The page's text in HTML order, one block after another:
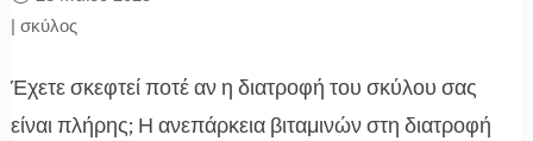
| σκύλος
Έχετε σκεφτεί ποτέ αν η διατροφή του σκύλου σας
είναι πλήρης; Η ανεπάρκεια βιταμινών στη διατροφή